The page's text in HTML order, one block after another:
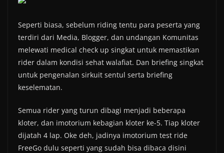
Seperti biasa, sebelum riding tentu para peserta yang
terdiri dari Media, Blogger, dan undangan Komunitas
melewati medical check up singkat untuk memastikan
rider dalam kondisi sehat walafiat. Dan briefing singkat
untuk pengenalan sirkuit sentul serta briefing
keselematan.
Semua rider yang turun dibagi menjadi beberapa
kloter, dan imotorium kebagian kloter ke-5. Tiap kloter
dijatah 4 lap. Oke deh, jadinya imotorium test ride
FreeGo dulu seperti yang sudah bisa dibaca disini